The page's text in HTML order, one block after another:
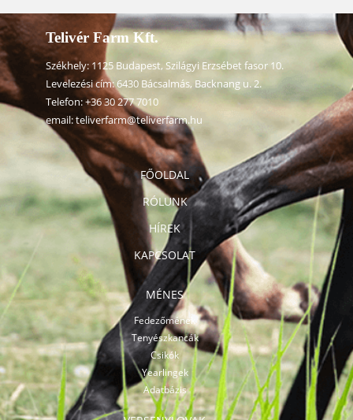
FŐOLDAL
RÓLUNK
HÍREK
KAPCSOLAT
MÉNES
Fedezőmének
Tenyészkancák
Csikók
Yearlingek
Adatbázis
Telivér Farm Kft.
Székhely: 1125 Budapest, Szilágyi Erzsébet fasor 10.
Levelezési cím: 6430 Bácsalmás, Backnang u. 2.
Telefon:+36 30 277 7010
email:teliverfarm@teliverfarm.hu